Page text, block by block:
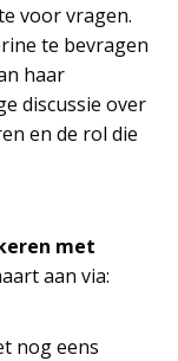
voor vragen.
te bevragen
haar
discussie over
en de rol die
met
aan via:
nog eens